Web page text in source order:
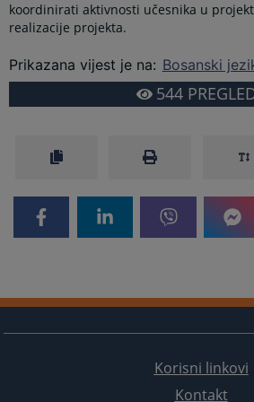
koordinirati aktivnosti učesnika u
realizacije projekta.
Prikazana vijest je na: Bosanski
544
Korisni linkovi
Kontakt